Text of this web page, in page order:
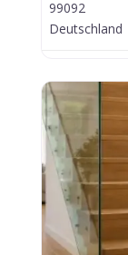
99092
Deutschland